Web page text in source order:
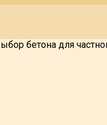
бетона для